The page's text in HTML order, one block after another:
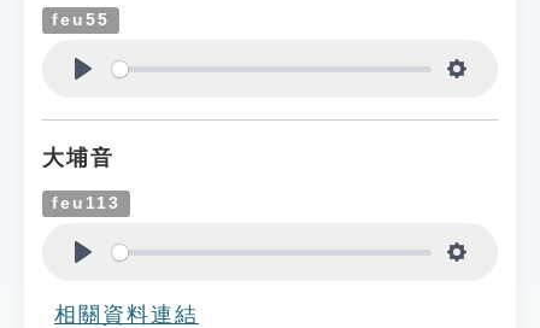
feu55
大埔音
feu113
相關資料連結